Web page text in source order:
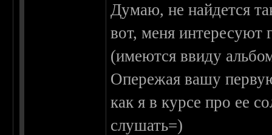
Думаю, не найдется
вот, меня
(имеются ввиду
Опережая вашу
как я в курсе про ее
слушать=)